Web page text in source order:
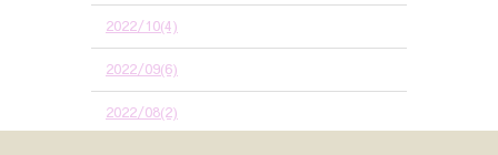
2022/10(4)
2022/09(6)
2022/08(2)